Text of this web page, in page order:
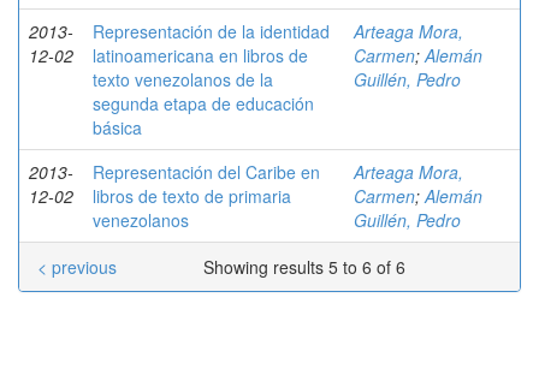
2013-
12-02
Representación de la identidad
latinoamericana en libros de
texto venezolanos de la
segunda etapa de educación
básica
Arteaga Mora,
Carmen;Alemán
Guillén, Pedro
2013-
12-02
Representación del Caribe en
libros de texto de primaria
venezolanos
Arteaga Mora,
Carmen;Alemán
Guillén, Pedro
Showing results 5 to 6 of 6
< previous